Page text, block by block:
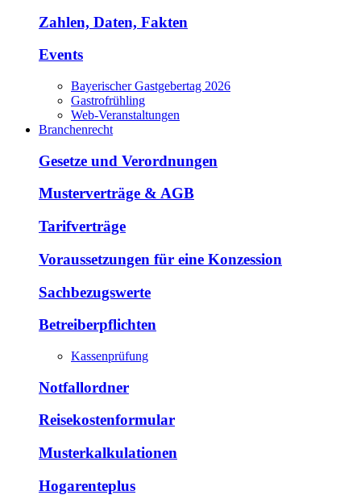
Zahlen, Daten, Fakten
Events
Bayerischer Gastgebertag 2026
Gastrofrühling
Web-Veranstaltungen
Branchenrecht
Gesetze und Verordnungen
Musterverträge & AGB
Tarifverträge
Voraussetzungen für eine Konzession
Sachbezugswerte
Betreiberpflichten
Kassenprüfung
Notfallordner
Reisekostenformular
Musterkalkulationen
Hogarenteplus